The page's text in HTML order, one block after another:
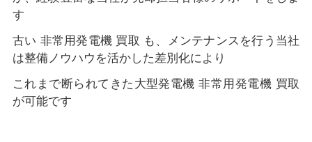
す
古い 非常用発電機 買取 も、メンテナンスを行う当社
は整備ノウハウを活かした差別化により
これまで断られてきた大型発電機 非常用発電機 買取
が可能です